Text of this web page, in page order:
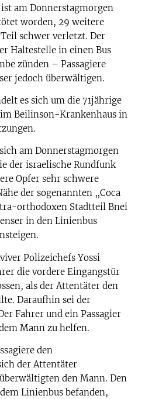
am Donnerstagmorgen
worden, 29 weitere
schwer verletzt. Der
Haltestelle in einen Bus
zünden – Passagiere
jedoch überwältigen.
es sich um die 71jährige
im Beilinson-Krankenhaus in
am Donnerstagmorgen
der israelische Rundfunk
Opfer sehr schwere
der sogenannten „Coca
orthodoxen Stadtteil Bnei
in den Linienbus
Polizeichefs Yossi
die vordere Eingangstür
als der Attentäter den
Daraufhin sei der
Fahrer und ein Passagier
Mann zu helfen.
den
der Attentäter
den Mann. Den
Linienbus befanden,